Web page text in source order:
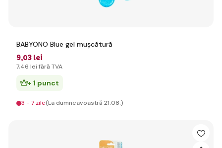
BABYONO Blue gel mușcătură
9,03 lei
7,46 lei fără TVA
+ 1 punct
3 - 7 zile(La dumneavoastră 21.08.)